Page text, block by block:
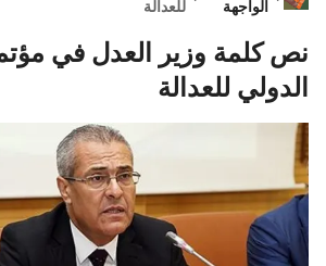
الواجهة
للعدالة
نص كلمة وزير العدل في
الدولي للعدالة